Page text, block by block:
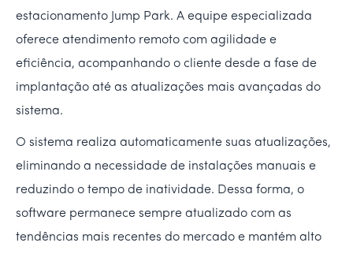
estacionamento Jump Park. A equipe especializada
oferece atendimento remoto com agilidade e
eficiência, acompanhando o cliente desde a fase de
implantação até as atualizações mais avançadas do
sistema.
O sistema realiza automaticamente suas atualizações,
eliminando a necessidade de instalações manuais e
reduzindo o tempo de inatividade. Dessa forma, o
software permanece sempre atualizado com as
tendências mais recentes do mercado e mantém alto